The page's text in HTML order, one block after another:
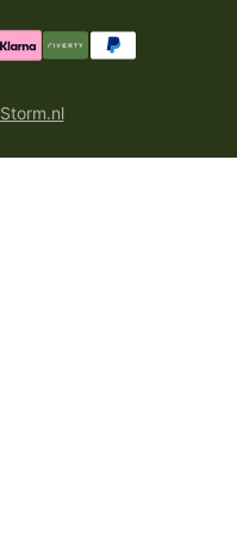
de perfecte
met de laagste
en lotions